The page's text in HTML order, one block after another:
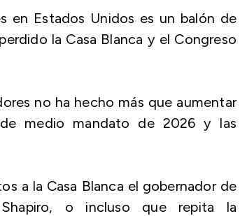
en Estados Unidos es un balón de
la Casa Blanca y el Congreso
no ha hecho más que aumentar
medio mandato de 2026 y las
a la Casa Blanca el gobernador de
o incluso que repita la